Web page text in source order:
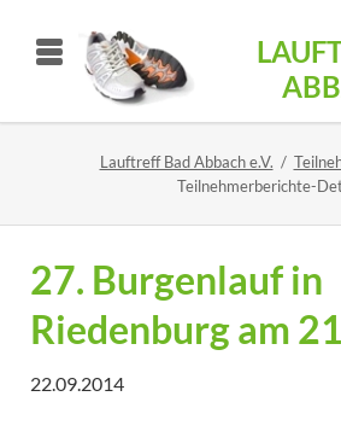
Lauftreff Bad Abbach e.V.
Teilnehmerberichte-
27. Burgenlauf in
Riedenburg am
22.09.2014